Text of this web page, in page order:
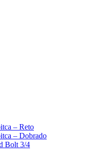
– Reto
– Dobrado
Bolt 3/4